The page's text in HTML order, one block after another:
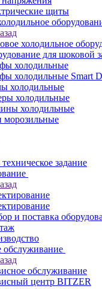
щиты
холодильное
для шоковой
холодильные
холодильные Smart
холодильные
холодильные
холодильные
морозильные
задание
и поставка
обслуживание
обслуживание
центр BITZER